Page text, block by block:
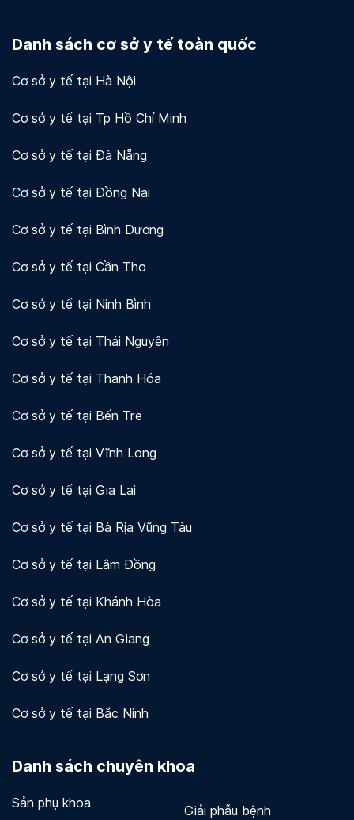
dụng mã hóa và các biện pháp bảo mật khác để
Danh sách cơ sở y tế toàn quốc
Cơ sở y tế tại Hà Nội
Cơ sở y tế tại Tp Hồ Chí Minh
Cơ sở y tế tại Đà Nẵng
Cơ sở y tế tại Đồng Nai
Cơ sở y tế tại Bình Dương
Cơ sở y tế tại Cần Thơ
Cơ sở y tế tại Ninh Bình
Cơ sở y tế tại Thái Nguyên
Cơ sở y tế tại Thanh Hóa
Cơ sở y tế tại Bến Tre
Cơ sở y tế tại Vĩnh Long
Cơ sở y tế tại Gia Lai
Cơ sở y tế tại Bà Rịa Vũng Tàu
Cơ sở y tế tại Lâm Đồng
Cơ sở y tế tại Khánh Hòa
Cơ sở y tế tại An Giang
Cơ sở y tế tại Lạng Sơn
Cơ sở y tế tại Bắc Ninh
Danh sách chuyên khoa
Sản phụ khoa
Giải phẫu bệnh